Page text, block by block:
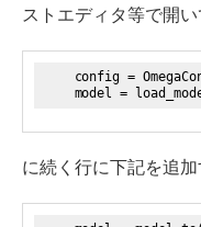
ストエディタ等で開
config =
model =
に続く行に下記を追加